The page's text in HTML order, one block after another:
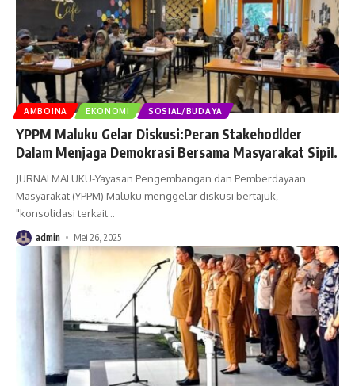
AMBOINA EKONOMI SOSIAL/BUDAYA
YPPM Maluku Gelar Diskusi:Peran Stakehodlder
Dalam Menjaga Demokrasi Bersama Masyarakat Sipil.
JURNALMALUKU-Yayasan Pengembangan dan Pemberdayaan
Masyarakat (YPPM) Maluku menggelar diskusi bertajuk,
"konsolidasi terkait…
admin Mei 26, 2025